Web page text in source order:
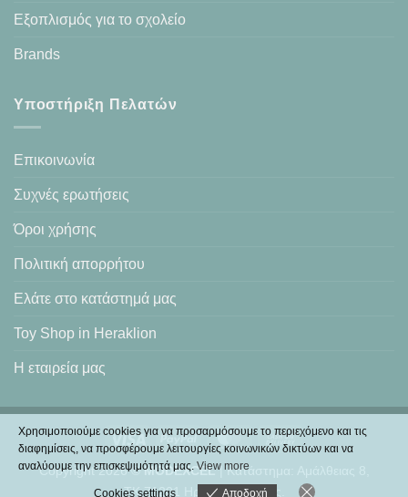
Εξοπλισμός για το σχολείο
Brands
Υποστήριξη Πελατών
Επικοινωνία
Συχνές ερωτήσεις
Όροι χρήσης
Πολιτική απορρήτου
Ελάτε στο κατάστημά μας
Toy Shop in Heraklion
Η εταιρεία μας
Visa PayPal MasterCard
Cash
Copyright 2026 ©MODEXCEL| Κατάστημα: Αμάλθειας 8,
ΤΚ.71201 Ηράκλειο Κρήτης.
Χρησιμοποιούμε cookies για να προσαρμόσουμε το περιεχόμενο και τις
διαφημίσεις, να προσφέρουμε λειτουργίες κοινωνικών δικτύων και να
αναλύουμε την επισκεψιμότητά μας. View more
Cookies settings Αποδοχή